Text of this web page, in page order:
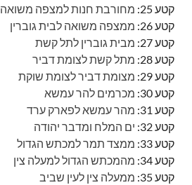
קטע 25:
מחורבת חנות למצפה משואה
קטע 26:
ממצפה משואה לבית גוברין
קטע 27:
מבית גוברין לתל קשת
קטע 28:
מתל קשת לצומת דביר
קטע 29:
מצומת דביר לצומת שוקת
קטע 30:
מכרמים להר עמשא
קטע 31:
מהר עמשא לפארק ערד
קטע 32:
ים המלח ומדבר יהודה
קטע 33:
ממצד תמר למכתש הגדול
קטע 34:
מהמכתש הגדול למעלה צין
קטע 35:
ממעלה צין לעין שביב